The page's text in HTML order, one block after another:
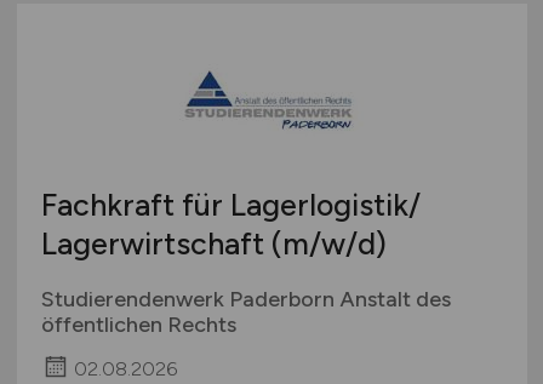
Fachkraft für Lagerlogistik/
Lagerwirtschaft (m/w/d)
Studierendenwerk Paderborn Anstalt des
öffentlichen Rechts
02.08.2026